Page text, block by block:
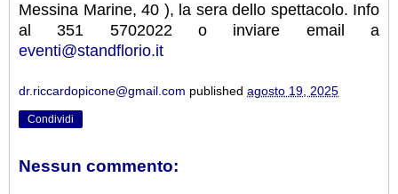
Messina Marine, 40 ), la sera dello spettacolo. Info
al 351 5702022 o inviare email a
eventi@standflorio.it
dr.riccardopicone@gmail.com published agosto 19, 2025
Condividi
Nessun commento: